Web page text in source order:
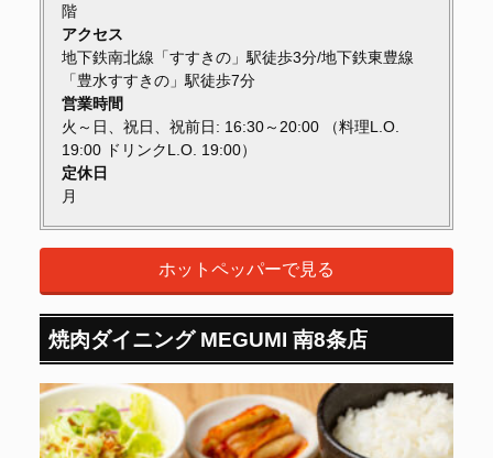
階
アクセス
地下鉄南北線「すすきの」駅徒歩3分/地下鉄東豊線
「豊水すすきの」駅徒歩7分
営業時間
火～日、祝日、祝前日: 16:30～20:00 （料理L.O.
19:00 ドリンクL.O. 19:00）
定休日
月
ホットペッパーで見る
焼肉ダイニング MEGUMI 南8条店